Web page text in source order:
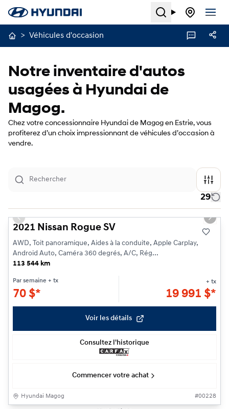
Search
> Véhicules d'occasion
Notre inventaire d'autos
usagées à Hyundai de
Magog.
Chez votre concessionnaire Hyundai de Magog en Estrie, vous
profiterez d’un choix impressionnant de véhicules d’occasion à
vendre.
29
1/21
Previous slide Next
2021 Nissan Rogue SV
AWD, Toit panoramique, Aides à la conduite, Apple Carplay,
Android Auto, Caméra 360 degrés, A/C, Rég...
113 544 km
Par semaine + tx
70 $*
+ tx
19 991 $*
Voir les détails
Consultez l'historique
Commencer votre achat
Hyundai Magog #00228